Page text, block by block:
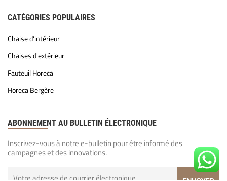
CATÉGORIES POPULAIRES
Chaise d'intérieur
Chaises d'extérieur
Fauteuil Horeca
Horeca Bergère
ABONNEMENT AU BULLETIN ÉLECTRONIQUE
Inscrivez-vous à notre e-bulletin pour être informé des
campagnes et des innovations.